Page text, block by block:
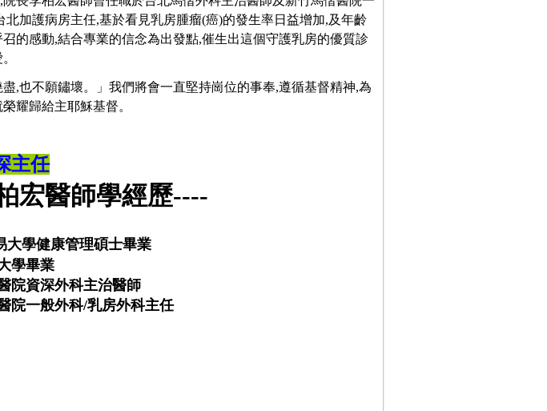
北加護病房主任,基於看見乳房腫瘤(癌)的發生率日益增加,及年齡
的感動,結合專業的信念為出發點,催生出這個守護乳房的優質診
,也不願鏽壞。」我們將會一直堅持崗位的事奉,遵循基督精神,為
耀歸給主耶穌基督。
主任
醫師學經歷----
大學健康管理碩士畢業
學畢業
院資深外科主治醫師
院一般外科/乳房外科主任